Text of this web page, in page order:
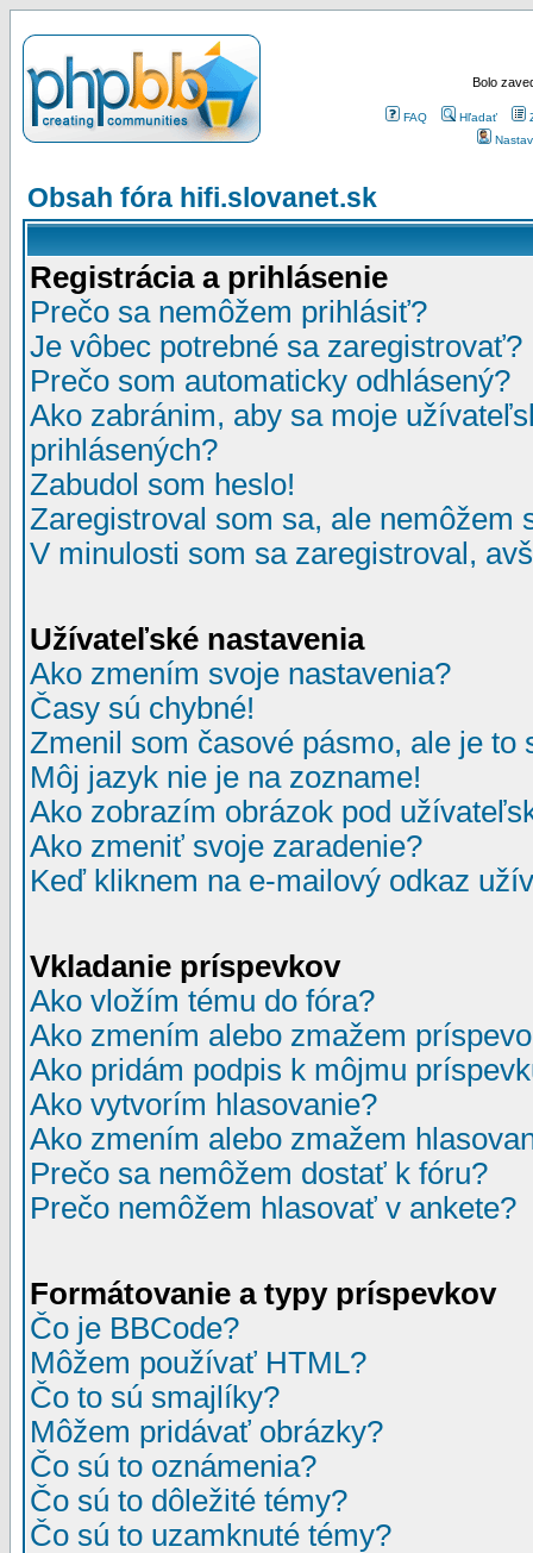
Bolo
FAQ Hľadať
Obsah fóra hifi.slovanet.sk
Registrácia a prihlásenie
Prečo sa nemôžem prihlásiť?
Je vôbec potrebné sa zaregistrovať?
Prečo som automaticky odhlásený?
Ako zabránim, aby sa moje
prihlásených?
Zabudol som heslo!
Zaregistroval som sa, ale nemôžem
V minulosti som sa zaregistroval,
Užívateľské nastavenia
Ako zmením svoje nastavenia?
Časy sú chybné!
Zmenil som časové pásmo, ale je to
Môj jazyk nie je na zozname!
Ako zobrazím obrázok pod
Ako zmeniť svoje zaradenie?
Keď kliknem na e-mailový odkaz
Vkladanie príspevkov
Ako vložím tému do fóra?
Ako zmením alebo zmažem
Ako pridám podpis k môjmu
Ako vytvorím hlasovanie?
Ako zmením alebo zmažem
Prečo sa nemôžem dostať k fóru?
Prečo nemôžem hlasovať v ankete?
Formátovanie a typy príspevkov
Čo je BBCode?
Môžem používať HTML?
Čo to sú smajlíky?
Môžem pridávať obrázky?
Čo sú to oznámenia?
Čo sú to dôležité témy?
Čo sú to uzamknuté témy?